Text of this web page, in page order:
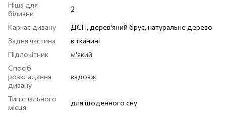
Ніша для
білизни
2
Каркас дивану
ДСП, дерев'яний брус, натуральне дерево
Задня частина
в тканині
Підлокітник
м'який
Спосіб
розкладання
дивану
вздовж
Тип спального
місця
для щоденного сну